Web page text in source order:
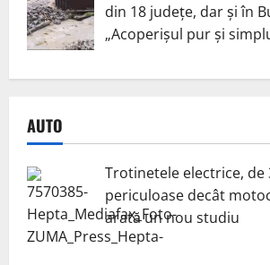
din 18 județe, dar și în
„Acoperișul pur și
AUTO
Trotinetele electrice, de
periculoase decât
arată un nou studiu